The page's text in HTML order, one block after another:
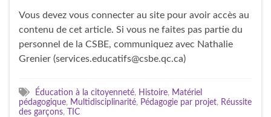
Vous devez vous connecter au site pour avoir accès au
contenu de cet article. Si vous ne faites pas partie du
personnel de la CSBE, communiquez avec Nathalie
Grenier (services.educatifs@csbe.qc.ca)
Éducation à la citoyenneté, Histoire, Matériel
pédagogique, Multidisciplinarité, Pédagogie par projet, Réussite
des garçons, TIC